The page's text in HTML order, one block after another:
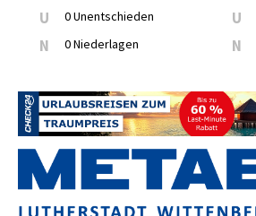
U 0 Unentschieden
N 0 Niederlagen
U
N